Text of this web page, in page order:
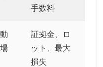
手数料
証拠金、ロ
ット、最大
損失